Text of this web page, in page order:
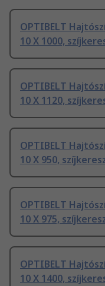
OPTIBELT
10 X 1000,
OPTIBELT
10 X 1120,
OPTIBELT
10 X 950,
OPTIBELT
10 X 975,
OPTIBELT
10 X 1400,